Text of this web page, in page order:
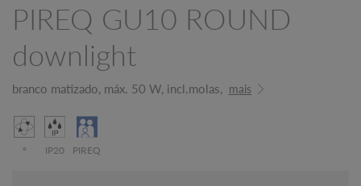
PIREQ GU10 ROUND
downlight
branco matizado, máx. 50 W, incl.molas, mais
° IP20 PIREQ